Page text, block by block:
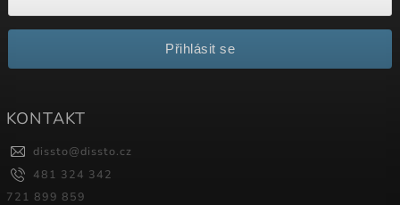
Přihlásit se
KONTAKT
dissto@dissto.cz
481 324 342
721 899 859